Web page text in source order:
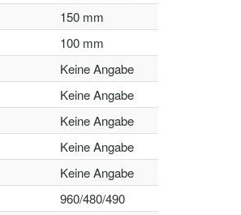
150 mm
100 mm
Keine Angabe
Keine Angabe
Keine Angabe
Keine Angabe
Keine Angabe
960/480/490